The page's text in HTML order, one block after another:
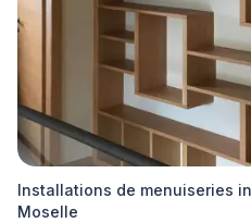
Installations de menuiseries
Moselle